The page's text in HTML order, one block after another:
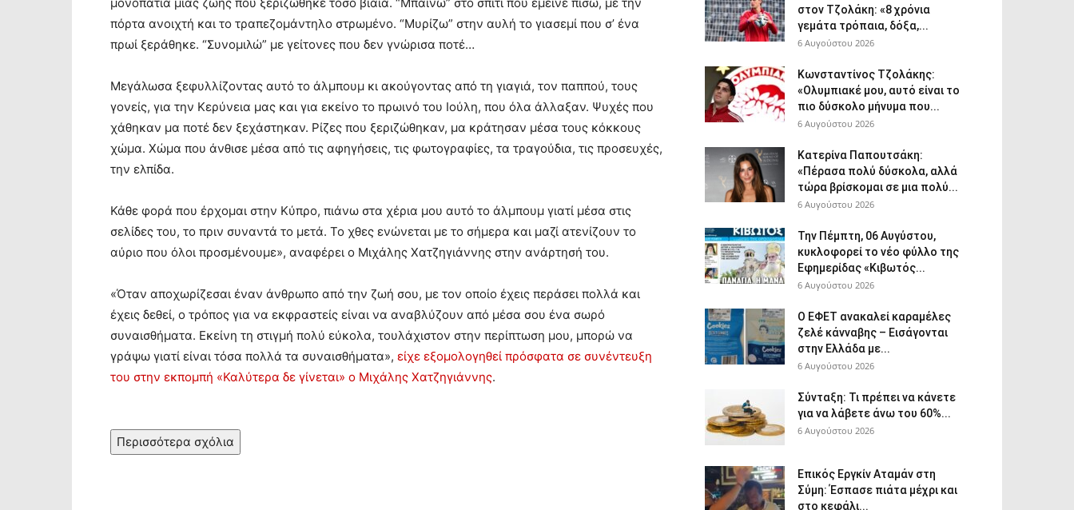
πόρτα ανοιχτή και το τραπεζομάντηλο στρωμένο. “Μυρίζω” στην αυλή το γιασεμί που σ’ ένα
πρωί ξεράθηκε. “Συνομιλώ” με γείτονες που δεν γνώρισα ποτέ…
Μεγάλωσα ξεφυλλίζοντας αυτό το άλμπουμ κι ακούγοντας από τη γιαγιά, τον παππού, τους
γονείς, για την Κερύνεια μας και για εκείνο το πρωινό του Ιούλη, που όλα άλλαξαν. Ψυχές που
χάθηκαν μα ποτέ δεν ξεχάστηκαν. Ρίζες που ξεριζώθηκαν, μα κράτησαν μέσα τους κόκκους
χώμα. Χώμα που άνθισε μέσα από τις αφηγήσεις, τις φωτογραφίες, τα τραγούδια, τις προσευχές,
την ελπίδα.
Κάθε φορά που έρχομαι στην Κύπρο, πιάνω στα χέρια μου αυτό το άλμπουμ γιατί μέσα στις
σελίδες του, το πριν συναντά το μετά. Το χθες ενώνεται με το σήμερα και μαζί ατενίζουν το
αύριο που όλοι προσμένουμε», αναφέρει ο Μιχάλης Χατζηγιάννης στην ανάρτησή του.
«Όταν αποχωρίζεσαι έναν άνθρωπο από την ζωή σου, με τον οποίο έχεις περάσει πολλά και
έχεις δεθεί, ο τρόπος για να εκφραστείς είναι να αναβλύζουν από μέσα σου ένα σωρό
συναισθήματα. Εκείνη τη στιγμή πολύ εύκολα, τουλάχιστον στην περίπτωση μου, μπορώ να
γράψω γιατί είναι τόσα πολλά τα συναισθήματα», είχε εξομολογηθεί πρόσφατα σε συνέντευξη
του στην εκπομπή «Καλύτερα δε γίνεται» ο Μιχάλης Χατζηγιάννης.
Περισσότερα σχόλια
στον Τζολάκη: «8 χρόνια
γεμάτα τρόπαια, δόξα,...
6 Αυγούστου 2026
Κωνσταντίνος Τζολάκης:
«Ολυμπιακέ μου, αυτό είναι το
πιο δύσκολο μήνυμα που...
6 Αυγούστου 2026
Κατερίνα Παπουτσάκη:
«Πέρασα πολύ δύσκολα, αλλά
τώρα βρίσκομαι σε μια πολύ...
6 Αυγούστου 2026
Την Πέμπτη, 06 Αυγύστου,
κυκλοφορεί το νέο φύλλο της
Εφημερίδας «Κιβωτός...
6 Αυγούστου 2026
Ο ΕΦΕΤ ανακαλεί καραμέλες
ζελέ κάνναβης – Εισάγονται
στην Ελλάδα με...
6 Αυγούστου 2026
Σύνταξη: Τι πρέπει να κάνετε
για να λάβετε άνω του 60%...
6 Αυγούστου 2026
Επικός Εργκίν Αταμάν στη
Σύμη: Έσπασε πιάτα μέχρι και
στο κεφάλι...